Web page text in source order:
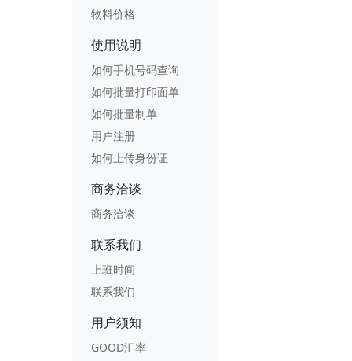
物料价格
使用说明
如何手机号码查询
如何批量打印面单
如何批量制单
用户注册
如何上传身份证
商务洽谈
商务洽谈
联系我们
上班时间
联系我们
用户须知
GOOD汇率